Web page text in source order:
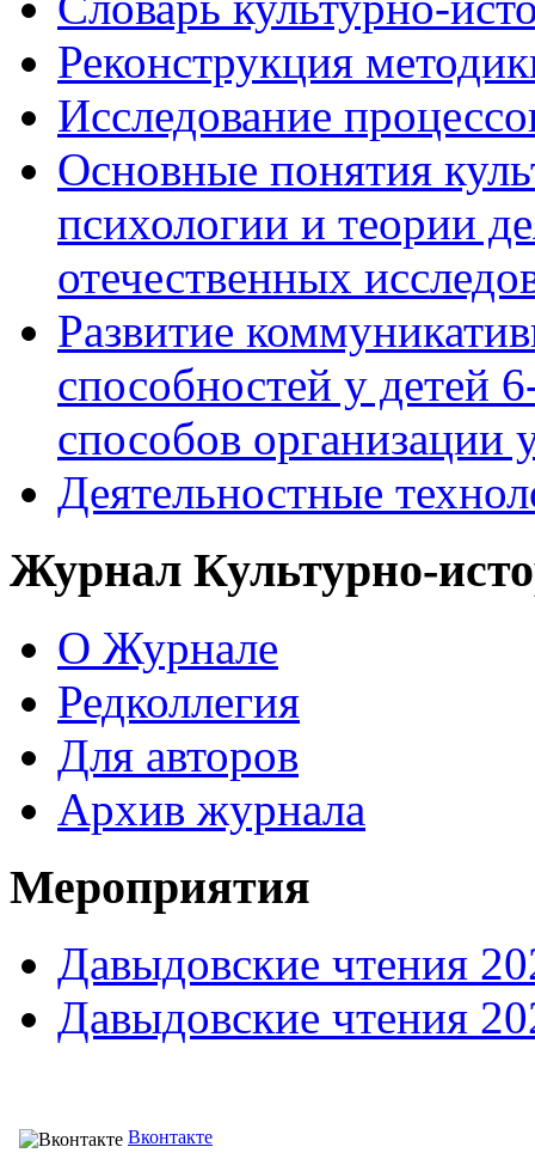
Реконструкция
Исследование
Основные понятия
психологии и теории
отечественных
Развитие
способностей у детей
способов организации
Деятельностные
Журнал Культурно-
О Журнале
Редколлегия
Для авторов
Архив журнала
Мероприятия
Давыдовские чтения
Давыдовские чтения
Вконтакте